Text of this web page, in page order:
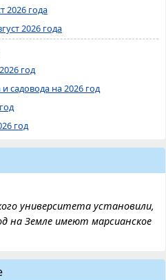
2026 года
2026 года
год
садовода на 2026 год
год
университета установили,
на Земле имеют марсианское